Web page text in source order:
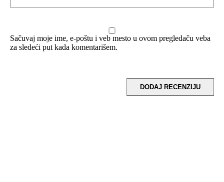
Sačuvaj moje ime, e-poštu i veb mesto u ovom pregledaču veba
za sledeći put kada komentarišem.